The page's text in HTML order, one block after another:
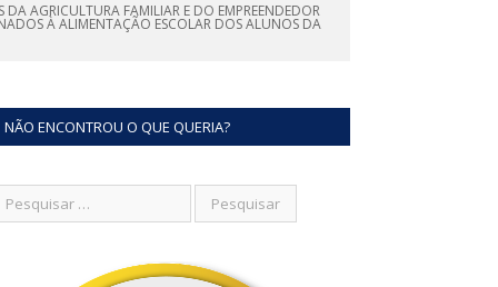
AGRICULTURA FAMILIAR E DO EMPREENDEDOR
À ALIMENTAÇÃO ESCOLAR DOS ALUNOS DA
NÃO ENCONTROU O QUE QUERIA?